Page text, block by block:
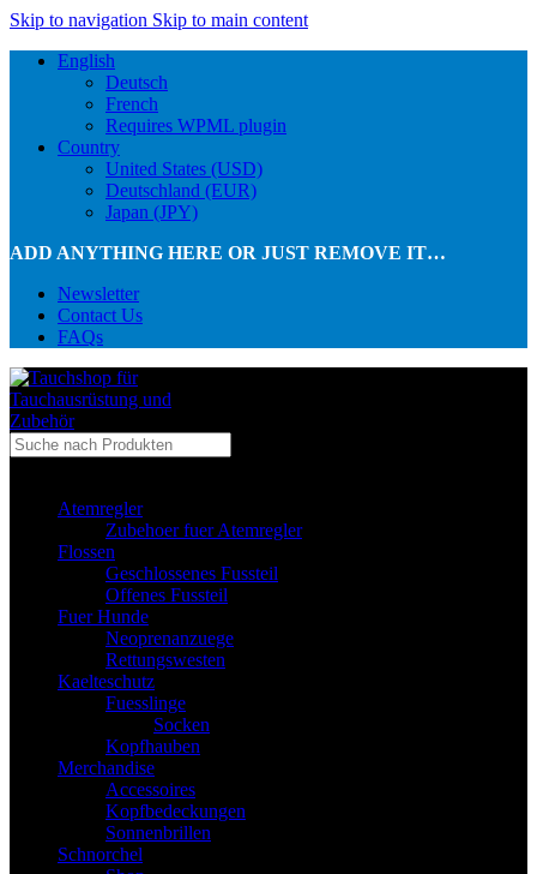
Skip to navigation Skip to main content
English
Deutsch
French
Requires WPML plugin
Country
United States (USD)
Deutschland (EUR)
Japan (JPY)
ADD ANYTHING HERE OR JUST REMOVE IT…
Newsletter
Contact Us
FAQs
Atemregler
Zubehoer fuer Atemregler
Flossen
Geschlossenes Fussteil
Offenes Fussteil
Fuer Hunde
Neoprenanzuege
Rettungswesten
Kaelteschutz
Fuesslinge
Socken
Kopfhauben
Merchandise
Accessoires
Kopfbedeckungen
Sonnenbrillen
Schnorchel